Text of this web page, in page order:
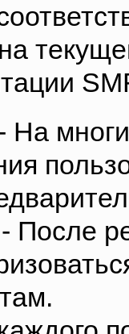
На
- После